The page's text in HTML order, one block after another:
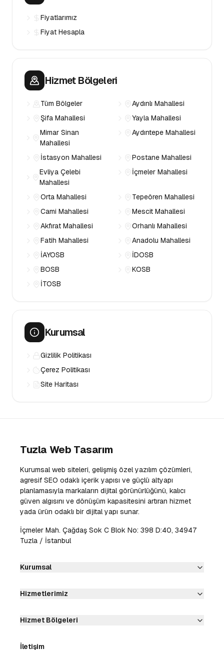
Fiyatlarımız
Fiyat Hesapla
Hizmet Bölgeleri
Tüm Bölgeler
Aydınlı Mahallesi
Şifa Mahallesi
Yayla Mahallesi
Mimar Sinan
Mahallesi
Aydıntepe Mahallesi
İstasyon Mahallesi
Postane Mahallesi
Evliya Çelebi
Mahallesi
İçmeler Mahallesi
Orta Mahallesi
Tepeören Mahallesi
Cami Mahallesi
Mescit Mahallesi
Akfırat Mahallesi
Orhanlı Mahallesi
Fatih Mahallesi
Anadolu Mahallesi
İAYOSB
İDOSB
BOSB
KOSB
İTOSB
Kurumsal
Gizlilik Politikası
Çerez Politikası
Site Haritası
Tuzla Web Tasarım
Kurumsal web siteleri, gelişmiş özel yazılım çözümleri,
agresif SEO odaklı içerik yapısı ve güçlü altyapı
planlamasıyla markaların dijital görünürlüğünü, kalıcı
güven algısını ve dönüşüm kapasitesini artıran hizmet
yada ürün odaklı bir dijital yapı sunar.
İçmeler Mah. Çağdaş Sok C Blok No: 398 D:40, 34947
Tuzla / İstanbul
Kurumsal
Hizmetlerimiz
Hizmet Bölgeleri
İletişim